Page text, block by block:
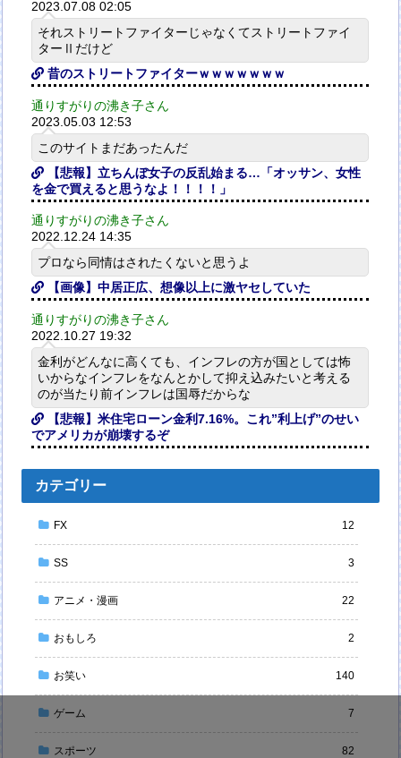
2023.07.08 02:05
それストリートファイターじゃなくてストリートファイ
ターⅡだけど
昔のストリートファイターｗｗｗｗｗｗｗ
通りすがりの沸き子さん
2023.05.03 12:53
このサイトまだあったんだ
【悲報】立ちんぼ女子の反乱始まる…「オッサン、女性
を金で買えると思うなよ！！！！」
通りすがりの沸き子さん
2022.12.24 14:35
プロなら同情はされたくないと思うよ
【画像】中居正広、想像以上に激ヤセしていた
通りすがりの沸き子さん
2022.10.27 19:32
金利がどんなに高くても、インフレの方が国としては怖
いからなインフレをなんとかして抑え込みたいと考える
のが当たり前インフレは国辱だからな
【悲報】米住宅ローン金利7.16%。これ”利上げ”のせい
でアメリカが崩壊するぞ
カテゴリー
FX 12
SS 3
アニメ・漫画 22
おもしろ 2
お笑い 140
ゲーム 7
スポーツ 82